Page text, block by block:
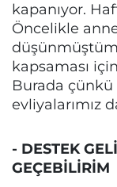
kapanıyor.
Öncelikle
kapsaması
Burada
evliyalarımız
- DESTEK
GEÇEBİLİRİM